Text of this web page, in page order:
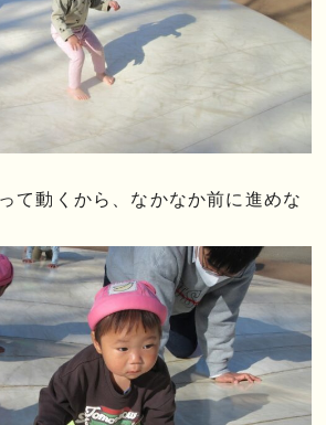
て動くから、なかなか前に進めな